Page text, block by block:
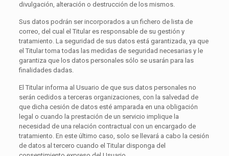
divulgación, alteración o destrucción de los mismos.
Sus datos podrán ser incorporados a un fichero de lista de
correo, del cual el Titular es responsable de su gestión y
tratamiento. La seguridad de sus datos está garantizada, ya que
el Titular toma todas las medidas de seguridad necesarias y le
garantiza que los datos personales sólo se usarán para las
finalidades dadas.
El Titular informa al Usuario de que sus datos personales no
serán cedidos a terceras organizaciones, con la salvedad de
que dicha cesión de datos esté amparada en una obligación
legal o cuando la prestación de un servicio implique la
necesidad de una relación contractual con un encargado de
tratamiento. En este último caso, solo se llevará a cabo la cesión
de datos al tercero cuando el Titular disponga del